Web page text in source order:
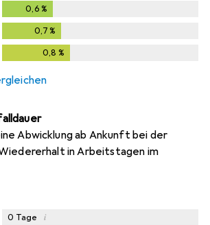
0,6 %
0,7 %
0,8 %
Abwicklung ab Ankunft bei der
in Arbeitstagen im
0 Tage i